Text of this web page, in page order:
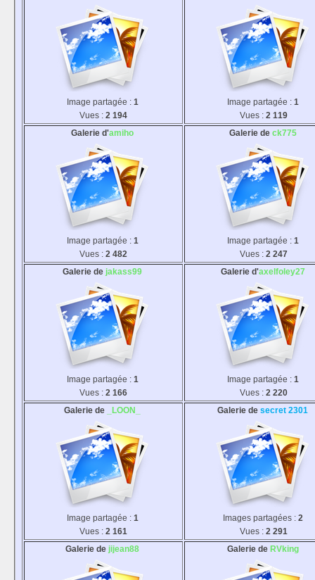
Image partagée : 1
Vues : 2 194
Image partagée : 1
Vues : 2 119
Galerie d'amiho
Image partagée : 1
Vues : 2 482
Galerie de ck775
Image partagée : 1
Vues : 2 247
Galerie de jakass99
Image partagée : 1
Vues : 2 166
Galerie d'axelfoley27
Image partagée : 1
Vues : 2 220
Galerie de
_LOON_
Image partagée : 1
Vues : 2 161
Galerie de secret 2301
Images partagées : 2
Vues : 2 291
Galerie de jijean88 Galerie de RVking